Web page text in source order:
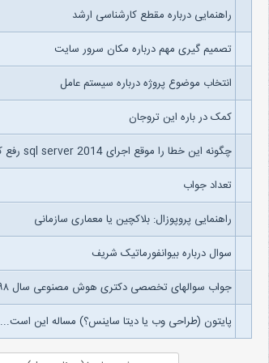
راهنمایی درباره مقطع کارشناسی ارشد
تصمیم گیری مهم درباره مکان سرور سایت
انتخاب موضوع پروژه درباره سیستم عامل
کمک در باره این تروجان
چگونه این خطا را موقع اجرای sql server 2014 رفع کنم ؟
تعداد جواب
راهنمایی پروپوزال: بلاکچین یا معماری سازمانی
سوال درباره بیوانفورماتیک شریف
جواب سوالهای تخصصی دکتری هوش مصنوعی سال ۹۸
پایتون (طراحی وب یا دیتا ساینس؟) مساله این است...